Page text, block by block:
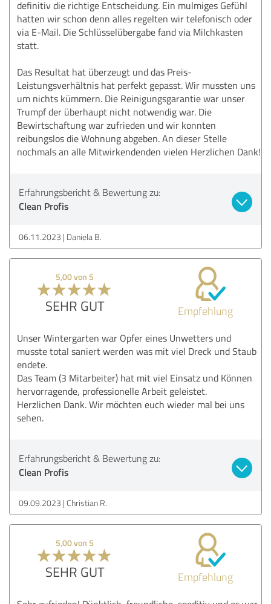
definitiv die richtige Entscheidung. Ein mulmiges Gefühl
hatten wir schon denn alles regelten wir telefonisch oder
via E-Mail. Die Schlüsselübergabe fand via Milchkasten
statt.
Das Resultat hat überzeugt und das Preis-
Leistungsverhältnis hat perfekt gepasst. Wir mussten uns
um nichts kümmern. Die Reinigungsgarantie war unser
Trumpf der überhaupt nicht notwendig war. Die
Bewirtschaftung war zufrieden und wir konnten
reibungslos die Wohnung abgeben. An dieser Stelle
nochmals an alle Mitwirkendenden vielen Herzlichen Dank!
Erfahrungsbericht & Bewertung zu:
Clean Profis
06.11.2023 Daniela B.
5,00 von 5
SEHR GUT Empfehlung
Unser Wintergarten war Opfer eines Unwetters und
musste total saniert werden was mit viel Dreck und Staub
endete.
Das Team (3 Mitarbeiter) hat mit viel Einsatz und Können
hervorragende, professionelle Arbeit geleistet.
Herzlichen Dank. Wir möchten euch wieder mal bei uns
sehen.
Erfahrungsbericht & Bewertung zu:
Clean Profis
09.09.2023 Christian R.
5,00 von 5
SEHR GUT Empfehlung